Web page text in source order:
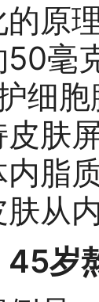
的原
50毫
细
肤
脂
肤从
45岁